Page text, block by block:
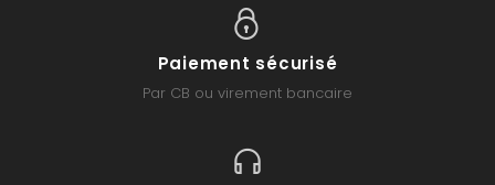
Paiement sécurisé
Par CB ou virement bancaire